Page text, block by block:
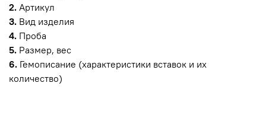
2. Артикул
3. Вид изделия
4. Проба
5. Размер, вес
6. Гемописание (характеристики вставок и их
количество)